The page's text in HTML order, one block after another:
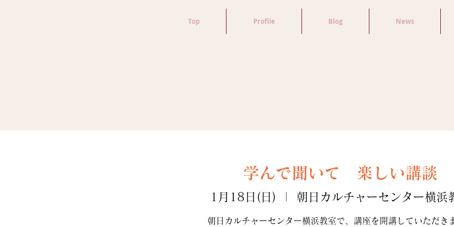
Top Profile Blog News
学んで聞いて 楽しい講談
1月18日(日) 朝日カルチャーセンター横浜
朝日カルチャーセンター横浜教室で、講座を開講していただき